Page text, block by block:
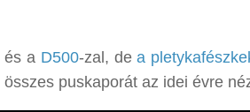
és a D500-zal, dea
puskaporát az idei évre